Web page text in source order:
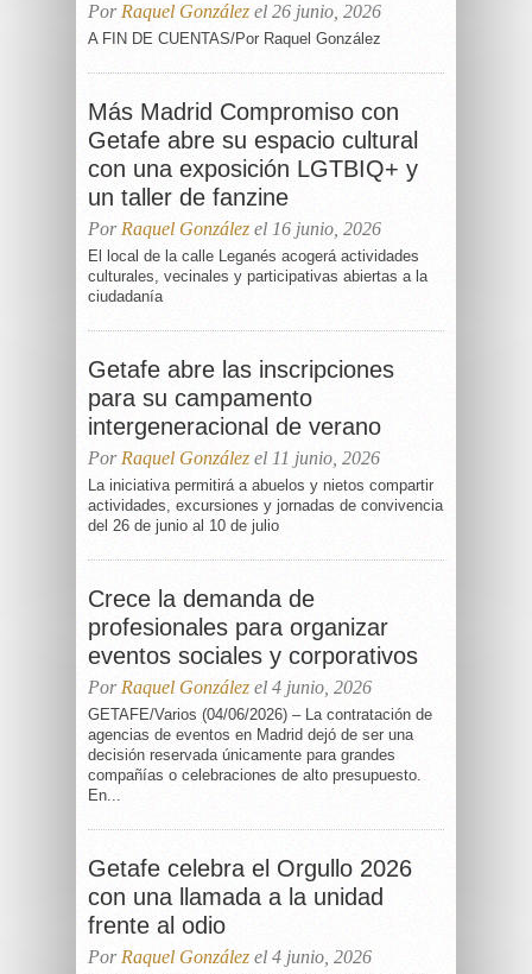
Por Raquel González el 26 junio, 2026
A FIN DE CUENTAS/Por Raquel González
Más Madrid Compromiso con
Getafe abre su espacio cultural
con una exposición LGTBIQ+ y
un taller de fanzine
Por Raquel González el 16 junio, 2026
El local de la calle Leganés acogerá actividades
culturales, vecinales y participativas abiertas a la
ciudadanía
Getafe abre las inscripciones
para su campamento
intergeneracional de verano
Por Raquel González el 11 junio, 2026
La iniciativa permitirá a abuelos y nietos compartir
actividades, excursiones y jornadas de convivencia
del 26 de junio al 10 de julio
Crece la demanda de
profesionales para organizar
eventos sociales y corporativos
Por Raquel González el 4 junio, 2026
GETAFE/Varios (04/06/2026) – La contratación de
agencias de eventos en Madrid dejó de ser una
decisión reservada únicamente para grandes
compañías o celebraciones de alto presupuesto.
En...
Getafe celebra el Orgullo 2026
con una llamada a la unidad
frente al odio
Por Raquel González el 4 junio, 2026